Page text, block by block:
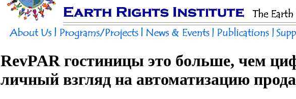
RevPAR гостиницы это больше, чем
личный взгляд на автоматизацию